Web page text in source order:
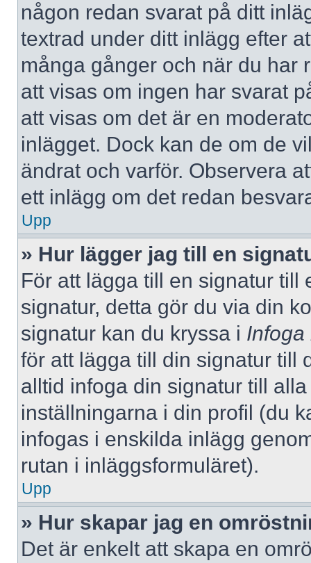
någon redan svarat på ditt
textrad under ditt inlägg efter
många gånger och när du har
att visas om ingen har svarat
att visas om det är en
inlägget. Dock kan de om de
ändrat och varför. Observera
ett inlägg om det redan
Upp
» Hur lägger jag till en
För att lägga till en signatur till
signatur, detta gör du via din
signatur kan du kryssa i Infoga
för att lägga till din signatur till
alltid infoga din signatur till
inställningarna i din profil (du
infogas i enskilda inlägg
rutan i inläggsformuläret).
Upp
» Hur skapar jag en
Det är enkelt att skapa en